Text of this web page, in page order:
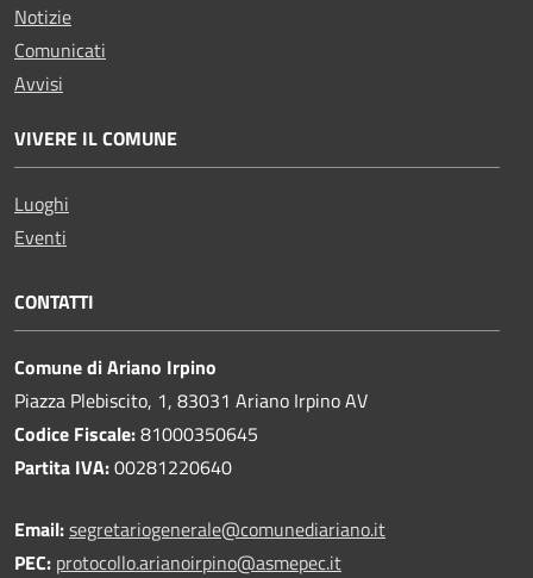
Notizie
Comunicati
Avvisi
VIVERE IL COMUNE
Luoghi
Eventi
CONTATTI
Comune di Ariano Irpino
Piazza Plebiscito, 1, 83031 Ariano Irpino AV
Codice Fiscale:81000350645
Partita IVA:00281220640
Email:segretariogenerale@comunediariano.it
PEC: protocollo.arianoirpino@asmepec.it